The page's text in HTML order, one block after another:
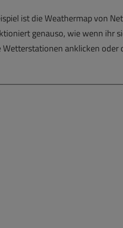
ist die Weathermap von
genauso, wie wenn ihr
Wetterstationen anklicken oder